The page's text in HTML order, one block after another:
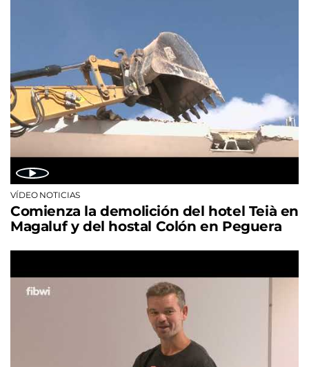
VÍDEO NOTICIAS
Comienza la demolición del hotel Teià en
Magaluf y del hostal Colón en Peguera